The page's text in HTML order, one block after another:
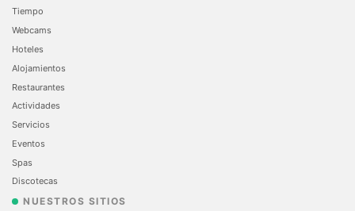
Tiempo
Webcams
Hoteles
Alojamientos
Restaurantes
Actividades
Servicios
Eventos
Spas
Discotecas
NUESTROS SITIOS